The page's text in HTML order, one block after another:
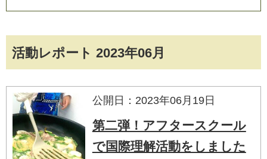
活動レポート 2023年06月
公開日：2023年06月19日
第二弾！アフタースクール
で国際理解活動をしました